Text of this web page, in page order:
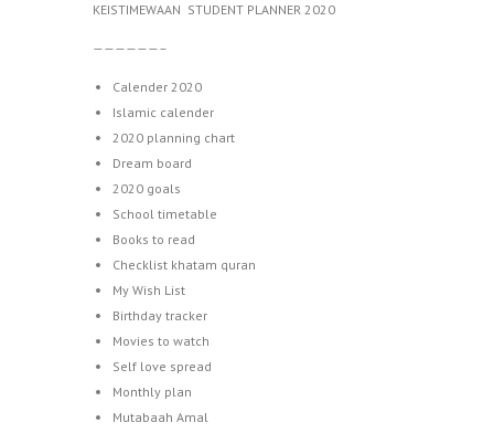
KEISTIMEWAAN STUDENT PLANNER 2020
——————–
Calender 2020
Islamic calender
2020 planning chart
Dream board
2020 goals
School timetable
Books to read
Checklist khatam quran
My Wish List
Birthday tracker
Movies to watch
Self love spread
Monthly plan
Mutabaah Amal